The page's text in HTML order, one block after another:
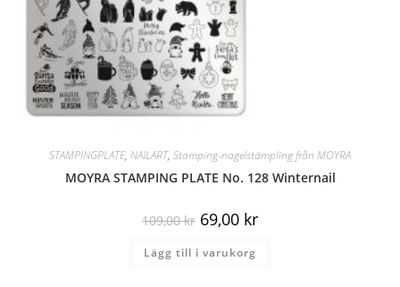
STAMPINGPLATE, NAILART, Stamping-nagelstämpling från MOYRA
MOYRA STAMPING PLATE No. 128 Winternail
109,00kr 69,00 kr
Lägg till i varukorg